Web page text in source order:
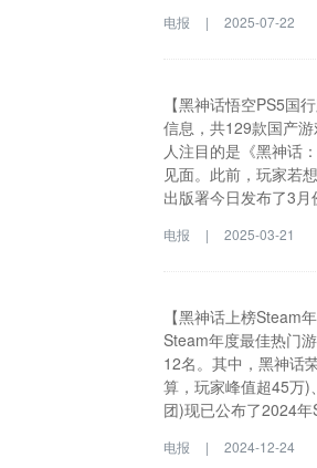
电报 | 2025-07-22
【黑神话悟空PS5国
信息，共129款国产
人注目的是《黑神话
见面。此前，玩家若
出版署今日发布了3
标志着《黑神话：悟
电报 | 2025-03-21
【黑神话上榜Steam
Steam年度最佳热门
12名。其中，黑神话
算，玩家峰值超45万
团)现已公布了2024
同时在线玩家数量峰
电报 | 2024-12-24